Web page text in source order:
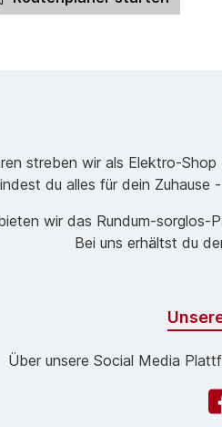
streben wir als Elektro-
du alles für dein Zuhause
wir das Rund­um-sorg­los-
Bei uns erhältst du
Über unsere Social Media